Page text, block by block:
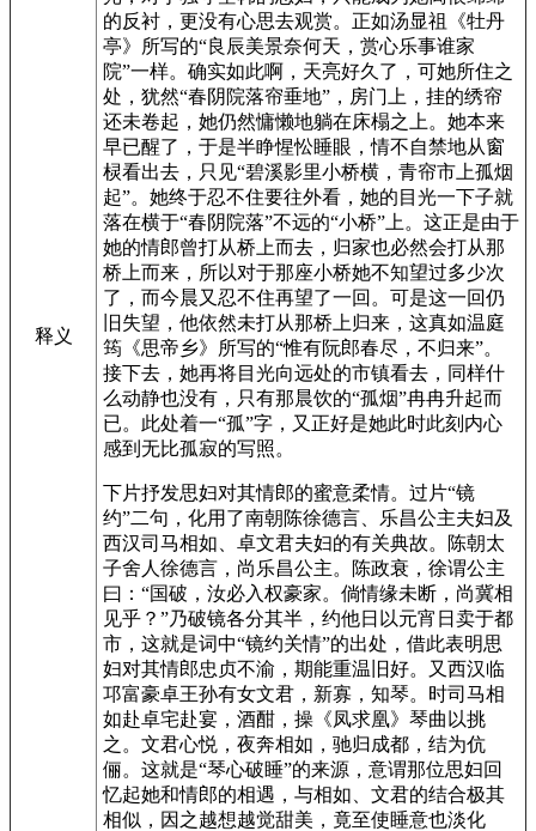
释义
的反衬，更没有心思去观赏。正如汤显祖《牡丹
亭》所写的“良辰美景奈何天，赏心乐事谁家
院”一样。确实如此啊，天亮好久了，可她所住之
处，犹然“春阴院落帘垂地”，房门上，挂的绣帘
还未卷起，她仍然慵懒地躺在床榻之上。她本来
早已醒了，于是半睁惺忪睡眼，情不自禁地从窗
棂看出去，只见“碧溪影里小桥横，青帘市上孤烟
起”。她终于忍不住要往外看，她的目光一下子就
落在横于“春阴院落”不远的“小桥”上。这正是由于
她的情郎曾打从桥上而去，归家也必然会打从那
桥上而来，所以对于那座小桥她不知望过多少次
了，而今晨又忍不住再望了一回。可是这一回仍
旧失望，他依然未打从那桥上归来，这真如温庭
筠《思帝乡》所写的“惟有阮郎春尽，不归来”。
接下去，她再将目光向远处的市镇看去，同样什
么动静也没有，只有那晨饮的“孤烟”冉冉升起而
已。此处着一“孤”字，又正好是她此时此刻内心
感到无比孤寂的写照。
下片抒发思妇对其情郎的蜜意柔情。过片“镜
约”二句，化用了南朝陈徐德言、乐昌公主夫妇及
西汉司马相如、卓文君夫妇的有关典故。陈朝太
子舍人徐德言，尚乐昌公主。陈政衰，徐谓公主
曰：“国破，汝必入权豪家。倘情缘未断，尚冀相
见乎？”乃破镜各分其半，约他日以元宵日卖于都
市，这就是词中“镜约关情”的出处，借此表明思
妇对其情郎忠贞不渝，期能重温旧好。又西汉临
邛富豪卓王孙有女文君，新寡，知琴。时司马相
如赴卓宅赴宴，酒酣，操《凤求凰》琴曲以挑
之。文君心悦，夜奔相如，驰归成都，结为伉
俪。这就是“琴心破睡”的来源，意谓那位思妇回
忆起她和情郎的相遇，与相如、文君的结合极其
相似，因之越想越觉甜美，竟至使睡意也淡化